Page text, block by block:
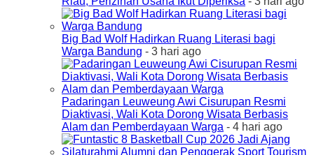
Big Bad Wolf Hadirkan Ruang Literasi bagi
Warga Bandung - 3 hari ago
Padaringan Leuweung Awi Cisurupan Resmi
Diaktivasi, Wali Kota Dorong Wisata Berbasis
Alam dan Pemberdayaan Warga - 4 hari ago